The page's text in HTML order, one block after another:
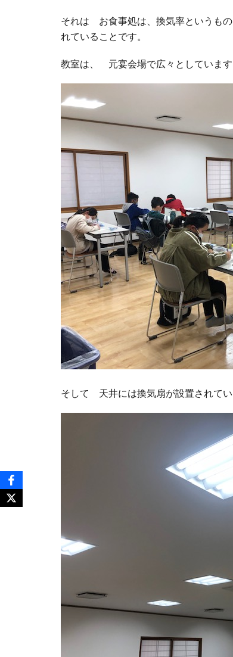
それは お食事処は、換気率というも
れていることです。
教室は、 元宴会場で広々としています
そして 天井には換気扇が設置されてい